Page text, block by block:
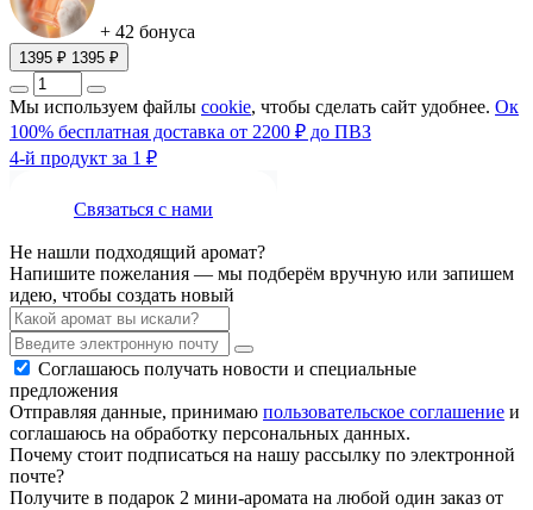
+ 42 бонуса
1395 ₽ 1395 ₽
Мы используем файлы cookie, чтобы сделать сайт удобнее. Ок
100% бесплатная доставка от 2200 ₽ до ПВЗ
4-й продукт за 1 ₽
Связаться с нами
Не нашли подходящий аромат?
Напишите пожелания — мы подберём вручную или запишем
идею, чтобы создать новый
Соглашаюсь получать новости и специальные
предложения
Отправляя данные, принимаю пользовательское соглашение и
соглашаюсь на обработку персональных данных.
Почему стоит подписаться на нашу рассылку по электронной
почте?
Получите в подарок 2 мини-аромата на любой один заказ от